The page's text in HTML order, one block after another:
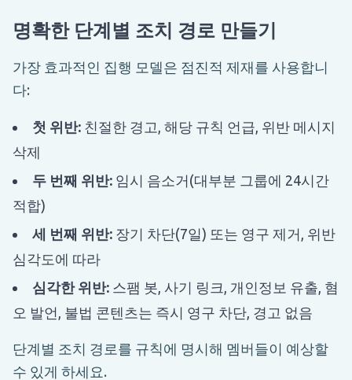
명확한 단계별 조치 경로 만들기
가장 효과적인 집행 모델은 점진적 제재를 사용합니
다:
첫 위반: 친절한 경고, 해당 규칙 언급, 위반 메시지
삭제
두 번째 위반: 임시 음소거(대부분 그룹에 24시간
적합)
세 번째 위반: 장기 차단(7일) 또는 영구 제거, 위반
심각도에 따라
심각한 위반: 스팸 봇, 사기 링크, 개인정보 유출, 혐
오 발언, 불법 콘텐츠는 즉시 영구 차단, 경고 없음
단계별 조치 경로를 규칙에 명시해 멤버들이 예상할
수 있게 하세요.